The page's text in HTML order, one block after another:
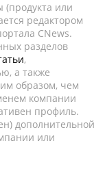
или
редактором
CNews.
разделов
,
а также
образом, чем
компании
профиль.
дополнительной
или